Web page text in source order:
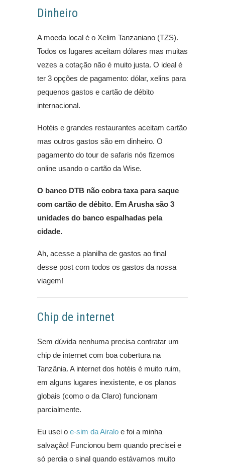
Dinheiro
A moeda local é o Xelim Tanzaniano (TZS).
Todos os lugares aceitam dólares mas muitas
vezes a cotação não é muito justa. O ideal é
ter 3 opções de pagamento: dólar, xelins para
pequenos gastos e cartão de débito
internacional.
Hotéis e grandes restaurantes aceitam cartão
mas outros gastos são em dinheiro. O
pagamento do tour de safaris nós fizemos
online usando o cartão da Wise.
O banco DTB não cobra taxa para saque
com cartão de débito. Em Arusha são 3
unidades do banco espalhadas pela
cidade.
Ah, acesse a planilha de gastos ao final
desse post com todos os gastos da nossa
viagem!
Chip de internet
Sem dúvida nenhuma precisa contratar um
chip de internet com boa cobertura na
Tanzânia. A internet dos hotéis é muito ruim,
em alguns lugares inexistente, e os planos
globais (como o da Claro) funcionam
parcialmente.
Eu usei o e-sim da Airalo e foi a minha
salvação! Funcionou bem quando precisei e
só perdia o sinal quando estávamos muito